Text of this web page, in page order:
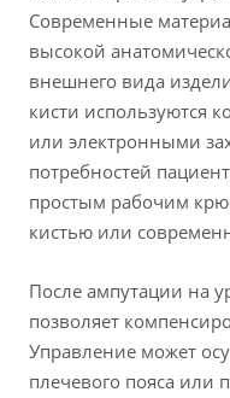
Современные
высокой
внешнего вида
кисти используются
или электронными
потребностей
простым рабочим
кистью или
После ампутации на
позволяет
Управление может
плечевого пояса или